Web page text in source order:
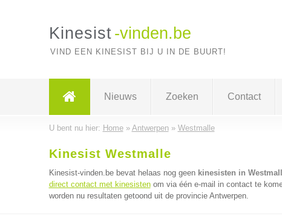
Kinesist -vinden.be
VIND EEN KINESIST BIJ U IN DE BUURT!
Nieuws Zoeken Contact
U bent nu hier: Home» Antwerpen» Westmalle
Kinesist Westmalle
Kinesist-vinden.be bevat helaas nog geen kinesisten in
direct contact met kinesistenom via één e-mail in contact te
worden nu resultaten getoond uit de provincie Antwerpen.